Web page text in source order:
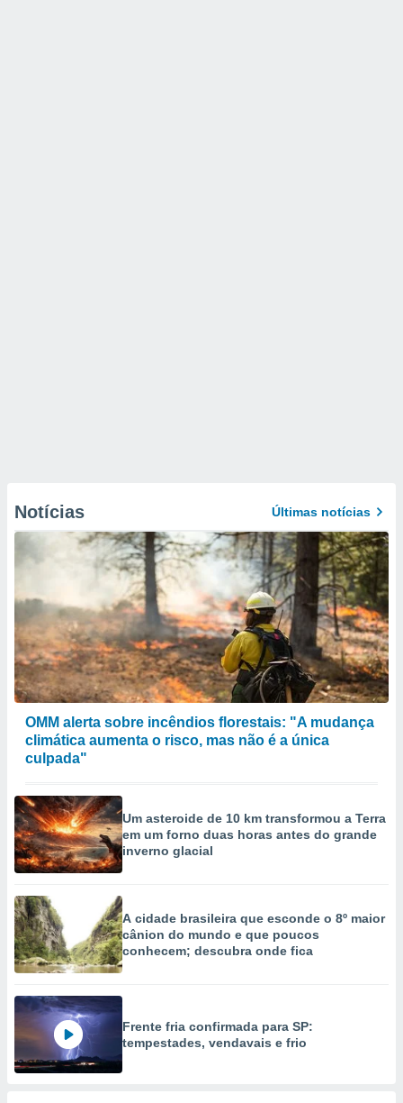
Notícias Últimas notícias
OMM alerta sobre incêndios florestais: "A mudança
climática aumenta o risco, mas não é a única
culpada"
Um asteroide de 10 km transformou a Terra
em um forno duas horas antes do grande
inverno glacial
A cidade brasileira que esconde o 8º maior
cânion do mundo e que poucos
conhecem; descubra onde fica
Frente fria confirmada para SP:
tempestades, vendavais e frio